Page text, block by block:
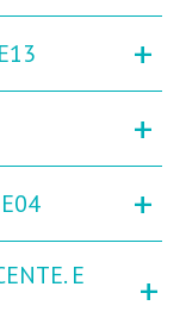
+
+
+
E
+